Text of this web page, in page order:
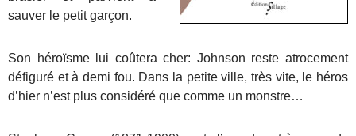
sauver le petit garçon.
Son héroïsme lui coûtera cher: Johnson reste atrocement
défiguré et à demi fou. Dans la petite ville, très vite, le héros
d’hier n’est plus considéré que comme un monstre…